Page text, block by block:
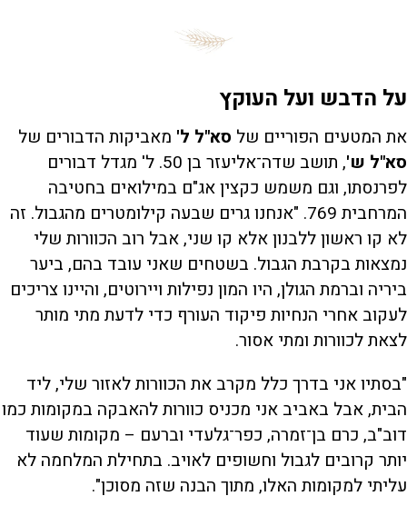
על הדבש ועל העוקץ
את המטעים הפוריים של סא"ל ל' מאביקות הדבורים של
סא"ל ש'
, תושב שדה־אליעזר בן 50. ל' מגדל דבורים
לפרנסתו, וגם משמש כקצין אג"ם במילואים בחטיבה
המרחבית 769. "אנחנו גרים שבעה קילומטרים מהגבול. זה
לא קו ראשון ללבנון אלא קו שני, אבל רוב הכוורות שלי
נמצאות בקרבת הגבול. בשטחים שאני עובד בהם, ביער
ביריה וברמת הגולן, היו המון נפילות ויירוטים, והיינו צריכים
לעקוב אחרי הנחיות פיקוד העורף כדי לדעת מתי מותר
לצאת לכוורות ומתי אסור.
"בסתיו אני בדרך כלל מקרב את הכוורות לאזור שלי, ליד
הבית, אבל באביב אני מכניס כוורות להאבקה במקומות כמו
דוב"ב, כרם בן־זמרה, כפר־גלעדי וברעם – מקומות שעוד
יותר קרובים לגבול וחשופים לאויב. בתחילת המלחמה לא
עליתי למקומות האלו, מתוך הבנה שזה מסוכן".